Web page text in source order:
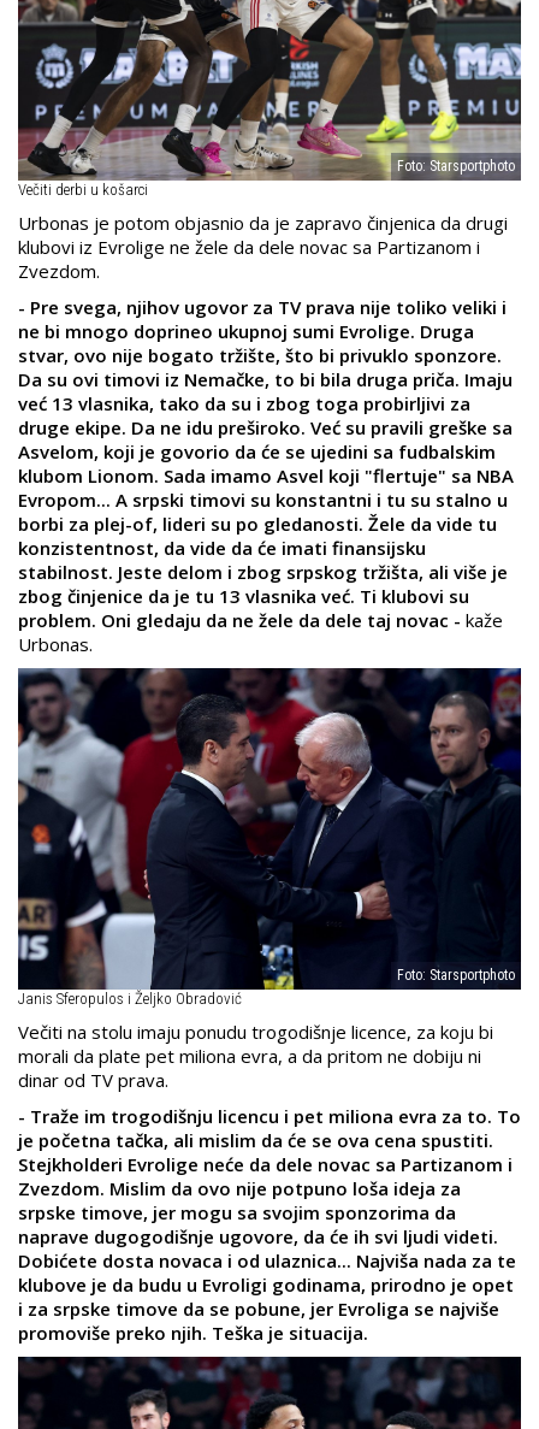
Foto: Starsportphoto
Večiti derbi u košarci
Urbonas je potom objasnio da je zapravo činjenica da drugi
klubovi iz Evrolige ne žele da dele novac sa Partizanom i
Zvezdom.
- Pre svega, njihov ugovor za TV prava nije toliko veliki i
ne bi mnogo doprineo ukupnoj sumi Evrolige. Druga
stvar, ovo nije bogato tržište, što bi privuklo sponzore.
Da su ovi timovi iz Nemačke, to bi bila druga priča. Imaju
već 13 vlasnika, tako da su i zbog toga probirljivi za
druge ekipe. Da ne idu preširoko. Već su pravili greške sa
Asvelom, koji je govorio da će se ujedini sa fudbalskim
klubom Lionom. Sada imamo Asvel koji "flertuje" sa NBA
Evropom... A srpski timovi su konstantni i tu su stalno u
borbi za plej-of, lideri su po gledanosti. Žele da vide tu
konzistentnost, da vide da će imati finansijsku
stabilnost. Jeste delom i zbog srpskog tržišta, ali više je
zbog činjenice da je tu 13 vlasnika već. Ti klubovi su
problem. Oni gledaju da ne žele da dele taj novac - kaže
Urbonas.
Foto: Starsportphoto
Janis Sferopulos i Željko Obradović
Večiti na stolu imaju ponudu trogodišnje licence, za koju bi
morali da plate pet miliona evra, a da pritom ne dobiju ni
dinar od TV prava.
- Traže im trogodišnju licencu i pet miliona evra za to. To
je početna tačka, ali mislim da će se ova cena spustiti.
Stejkholderi Evrolige neće da dele novac sa Partizanom i
Zvezdom. Mislim da ovo nije potpuno loša ideja za
srpske timove, jer mogu sa svojim sponzorima da
naprave dugogodišnje ugovore, da će ih svi ljudi videti.
Dobićete dosta novaca i od ulaznica... Najviša nada za te
klubove je da budu u Evroligi godinama, prirodno je opet
i za srpske timove da se pobune, jer Evroliga se najviše
promoviše preko njih. Teška je situacija.